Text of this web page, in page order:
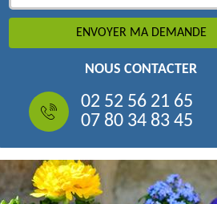
NOUS CONTACTER
02 52 56 21 65
07 80 34 83 45